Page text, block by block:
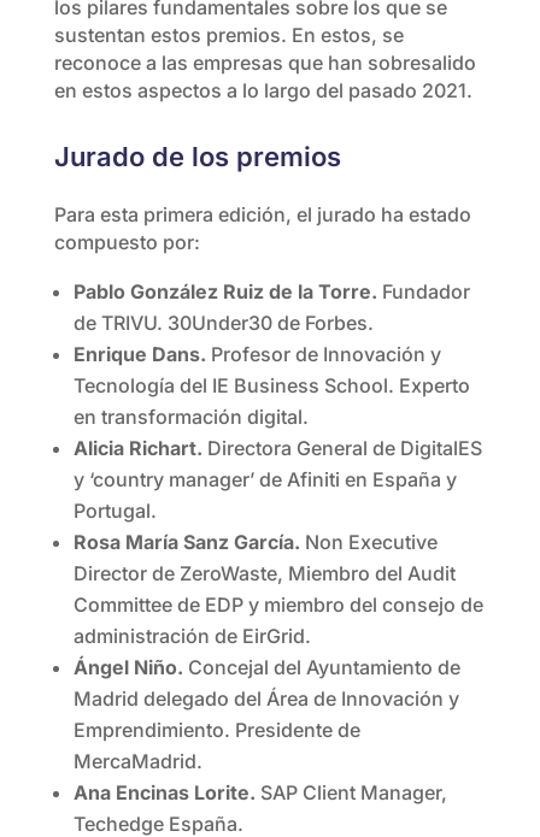
los pilares fundamentales sobre los que se
sustentan estos premios. En estos, se
reconoce a las empresas que han sobresalido
en estos aspectos a lo largo del pasado 2021.
Jurado de los premios
Para esta primera edición, el jurado ha estado
compuesto por:
Pablo González Ruiz de la Torre. Fundador
de TRIVU. 30Under30 de Forbes.
Enrique Dans. Profesor de Innovación y
Tecnología del IE Business School. Experto
en transformación digital.
Alicia Richart. Directora General de DigitalES
y ‘country manager’ de Afiniti en España y
Portugal.
Rosa María Sanz García. Non Executive
Director de ZeroWaste, Miembro del Audit
Committee de EDP y miembro del consejo de
administración de EirGrid.
Ángel Niño. Concejal del Ayuntamiento de
Madrid delegado del Área de Innovación y
Emprendimiento. Presidente de
MercaMadrid.
Ana Encinas Lorite. SAP Client Manager,
Techedge España.